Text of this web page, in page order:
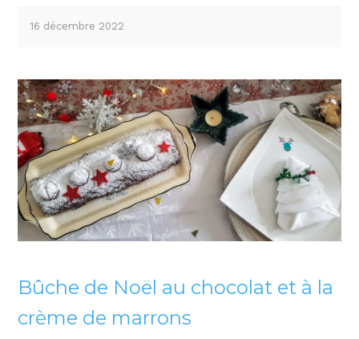
16 décembre 2022
Bûche de Noël au chocolat et à la
crème de marrons